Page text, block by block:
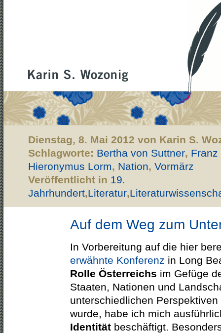
Dienstag, 8. Mai 2012 von Karin S.
Schlagworte: Bertha von Suttner, Franz
Hieronymus Lorm, Nation, Vormärz
Veröffentlicht in 19.
Jahrhundert,Literatur,
Auf dem Weg zum
In Vorbereitung auf die hier
erwähnte Konferenz in Long
Rolle Österreichs im Gefüge
Staaten, Nationen und
unterschiedlichen
wurde, habe ich mich
Identität beschäftigt.